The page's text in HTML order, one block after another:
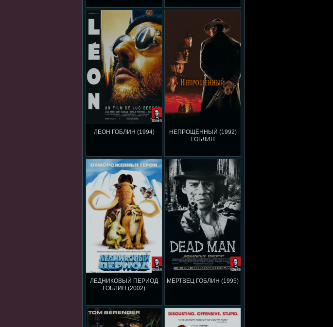
ЛЕОН ГОБЛИН (1994)
НЕПРОЩЁННЫЙ (1992)
ГОБЛИН
ЛЕДНИКОВЫЙ ПЕРИОД
ГОБЛИН (2002)
МЕРТВЕЦ ГОБЛИН (1995)